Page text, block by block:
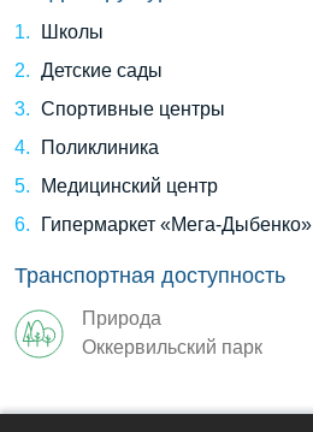
Школы
Детские сады
Спортивные центры
Поликлиника
Медицинский центр
Гипермаркет «Мега-Дыбенко»
Транспортная доступность
Природа
Оккервильский парк